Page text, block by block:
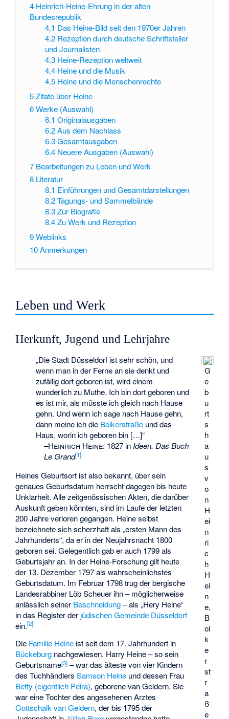
4 Heinrich-Heine-Ehrung in der alten
Bundesrepublik
4.1 Das Heine-Bild seit den 1970er Jahren
4.2 Rezeption durch deutsche Schriftsteller
und Journalisten
4.3 Heine-Rezeption weltweit
4.4 Heine und die Musik
4.5 Heine und die Menschenrechte
5Zitate über Heine
6Werke (Auswahl)
6.1 Originalausgaben
6.2 Aus dem Nachlass
6.3 Gesamtausgaben
6.4 Neuere Ausgaben (Auswahl)
7 Bearbeitungen zu Leben und Werk
8 Literatur
8.1 Einführungen und Gesamtdarstellungen
8.2 Tagungs- und Sammelbände
8.3 Zur Biografie
8.4 Zu Werk und Rezeption
9Weblinks
10Anmerkungen
Leben und Werk
Herkunft, Jugend und Lehrjahre
G
e
b
u
rt
s
h
a
u
s
v
o
n
H
ei
n
ri
c
h
H
ei
n
e,
B
ol
k
e
r
st
r
a
ß
e
„Die Stadt Düsseldorf ist sehr schön, und
wenn man in der Ferne an sie denkt und
zufällig dort geboren ist, wird einem
wunderlich zu Muthe. Ich bin dort geboren und
es ist mir, als müsste ich gleich nach Hause
gehn. Und wenn ich sage nach Hause gehn,
dann meine ich die Bolkerstraße und das
Haus, worin ich geboren bin […]“
–Heinrich Heine: 1827 inIdeen. Das Buch
Le Grand[1]
Heines Geburtsort ist also bekannt, über sein
genaues Geburtsdatum herrscht dagegen bis heute
Unklarheit. Alle zeitgenössischen Akten, die darüber
Auskunft geben könnten, sind im Laufe der letzten
200 Jahre verloren gegangen. Heine selbst
bezeichnete sich scherzhaft als „ersten Mann des
Jahrhunderts“, da er in der Neujahrsnacht 1800
geboren sei. Gelegentlich gab er auch 1799 als
Geburtsjahr an. In der Heine-Forschung gilt heute
der 13. Dezember 1797 als wahrscheinlichstes
Geburtsdatum. Im Februar 1798 trug der bergische
Landesrabbiner Löb Scheuer ihn – möglicherweise
anlässlich seiner Beschneidung– als „Hery Heine“
in das Register der jüdischen Gemeinde Düsseldorf
ein.[2]
Die Familie Heine ist seit dem 17. Jahrhundert in
Bückeburg nachgewiesen. Harry Heine – so sein
Geburtsname[3] – war das älteste von vier Kindern
des TuchhändlersSamson Heine und dessen Frau
Betty (eigentlich Peira), geborene van Geldern. Sie
war eine Tochter des angesehenen Arztes
Gottschalk van Geldern, der bis 1795 der